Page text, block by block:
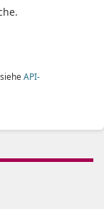
API-